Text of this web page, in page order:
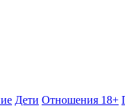
Дети Отношения 18+